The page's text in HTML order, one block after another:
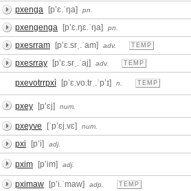
pxenga
[pʼɛ.ˈŋa] pn.
pxengenga
[pʼɛ.ŋɛ.ˈŋa] pn.
pxesrram
[pʼɛ.srˌ.ˈam] adv. TEMP
pxesrray
[pʼɛ.srˌ.ˈaj] adv. TEMP
pxevotrrpxì [pʼɛ.vo.trˌ.ˈpʼɪ] n. TEMP
pxey
[pʼɛj] num.
pxeyve
[ˈpʼɛj.vɛ] num.
pxi
[pʼi] adj.
pxim [pʼim] adj.
pximaw
[pʼi.ˈmaw] adp. TEMP